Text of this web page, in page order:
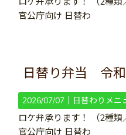
官公庁向け 日替わ
日替り弁当 令和7年7
2026/07/07｜ 日替わりメニ
ロケ弁承ります！ （2種
官公庁向け 日替わ